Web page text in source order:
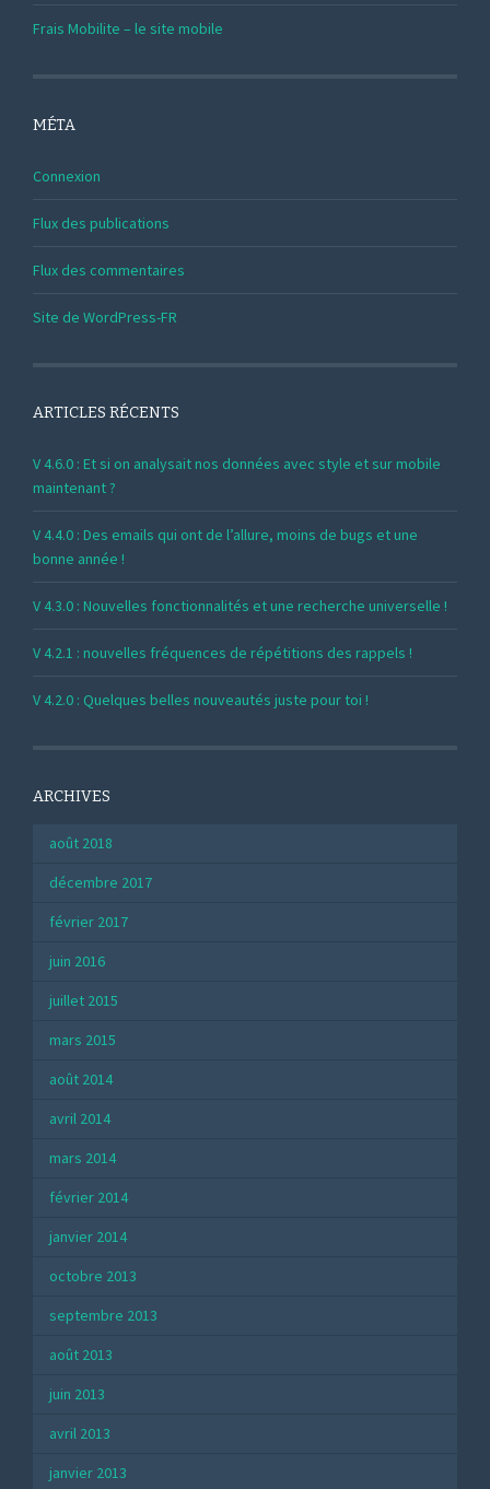
Frais Mobilite – le site mobile
MÉTA
Connexion
Flux des publications
Flux des commentaires
Site de WordPress-FR
ARTICLES RÉCENTS
V 4.6.0 : Et si on analysait nos données avec style et sur mobile
maintenant ?
V 4.4.0 : Des emails qui ont de l’allure, moins de bugs et une
bonne année !
V 4.3.0 : Nouvelles fonctionnalités et une recherche universelle !
V 4.2.1 : nouvelles fréquences de répétitions des rappels !
V 4.2.0 : Quelques belles nouveautés juste pour toi !
ARCHIVES
août 2018
décembre 2017
février 2017
juin 2016
juillet 2015
mars 2015
août 2014
avril 2014
mars 2014
février 2014
janvier 2014
octobre 2013
septembre 2013
août 2013
juin 2013
avril 2013
janvier 2013